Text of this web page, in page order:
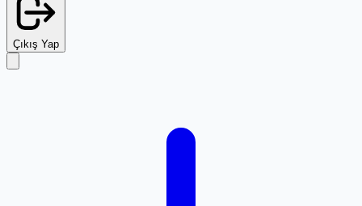
Çıkış Yap